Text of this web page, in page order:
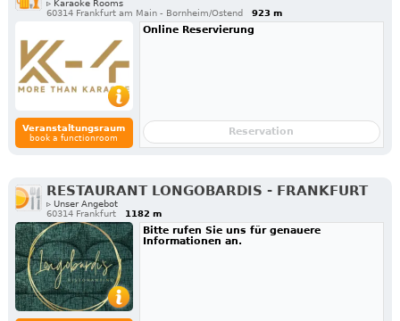
▹ Karaoke Rooms
60314 Frankfurt am Main - Bornheim/Ostend
923 m
Veranstaltungsraum
book a functionroom
Online Reservierung
Reservation
RESTAURANT LONGOBARDIS - FRANKFURT
▹ Unser Angebot
60314 Frankfurt
1182 m
Bitte rufen Sie uns für genauere
Informationen an.